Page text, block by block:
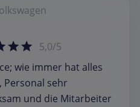
5,0/5
wie immer hat alles
Personal sehr
und die Mitarbeiter